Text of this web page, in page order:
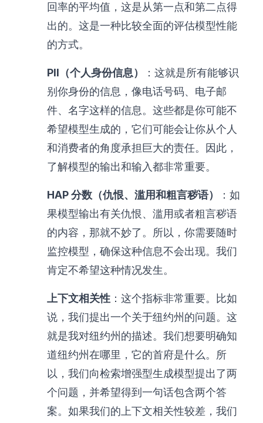
回率的平均值，这是从第一点和第二点得
出的。这是一种比较全面的评估模型性能
的方式。
PII（个人身份信息）
：这就是所有能够识
别你身份的信息，像电话号码、电子邮
件、名字这样的信息。这些都是你可能不
希望模型生成的，它们可能会让你从个人
和消费者的角度承担巨大的责任。因此，
了解模型的输出和输入都非常重要。
HAP 分数（仇恨、滥用和粗言秽语）
：如
果模型输出有关仇恨、滥用或者粗言秽语
的内容，那就不妙了。所以，你需要随时
监控模型，确保这种信息不会出现。我们
肯定不希望这种情况发生。
上下文相关性 ：这个指标非常重要。比如
说，我们提出一个关于纽约州的问题。这
就是我对纽约州的描述。我们想要明确知
道纽约州在哪里，它的首府是什么。所
以，我们向检索增强型生成模型提出了两
个问题，并希望得到一句话包含两个答
案。如果我们的上下文相关性较差，我们